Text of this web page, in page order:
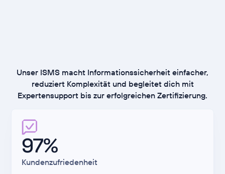
Unser ISMS macht Informationssicherheit einfacher,
reduziert Komplexität und begleitet dich mit
Expertensupport bis zur erfolgreichen Zertifizierung.
97%
Kundenzufriedenheit